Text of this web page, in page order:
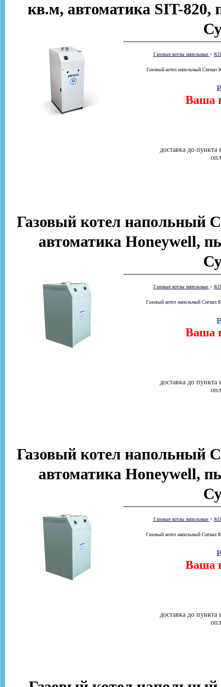
кв.м, автоматика SIT-820,
Газовые котлы напольные >
Газовый котел напольный
Ваша
доставка до
Газовый котел напольный
автоматика Honeywell,
Газовые котлы напольные >
Газовый котел напольный
Ваша
доставка до
Газовый котел напольный
автоматика Honeywell,
Газовые котлы напольные >
Газовый котел напольный
Ваша
доставка до